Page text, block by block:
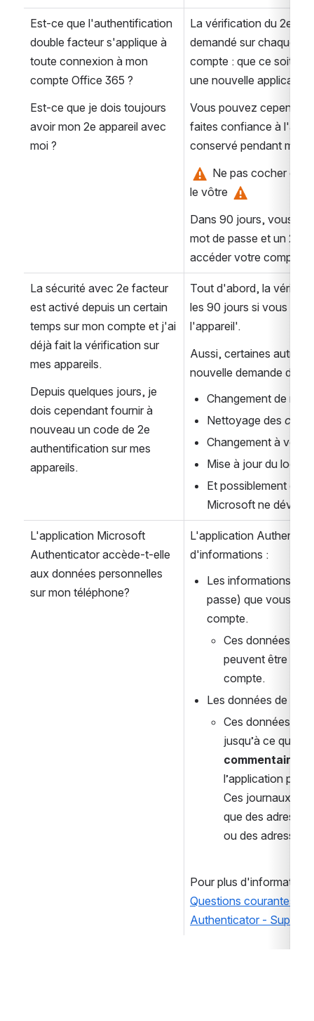
Est-ce que l'authentification
double facteur s'applique à
toute connexion à mon
compte Office 365 ?
Est-ce que je dois toujours
avoir mon 2e appareil avec
moi ?
La vérification du 2e
demandé sur chaque
compte : que ce soit
une nouvelle application.
Vous pouvez
faites confiance à
conservé pendant
Ne pas cocher
le vôtre
Dans 90 jours, vous
mot de passe et un 2e
accéder votre compte.
La sécurité avec 2e facteur
est activé depuis un certain
temps sur mon compte et j'ai
déjà fait la vérification sur
mes appareils.
Depuis quelques jours, je
dois cependant fournir à
nouveau un code de 2e
authentification sur mes
appareils.
Tout d'abord, la
les 90 jours si vous
l'appareil'.
Aussi, certaines autres
nouvelle demande de
Changement de
Nettoyage des
Changement à
Mise à jour du
Et possiblement de
Microsoft ne dévoile
L'application Microsoft
Authenticator accède-t-elle
aux données personnelles
sur mon téléphone?
L'application
d'informations :
Les informations de
passe) que vous
compte.
Ces données
peuvent être
compte.
Les données de
Ces données
jusqu’à ce que
commentaires
l’application
Ces journaux
que des
ou des adresses
Questions courantes
Authenticator -